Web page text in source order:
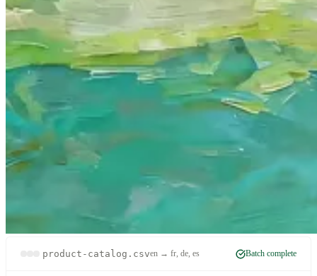
product-catalog.csven → fr, de, es Batch complete